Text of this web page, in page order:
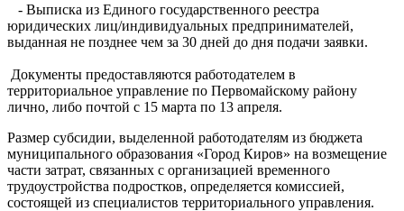
- Выписка из Единого государственного реестра
юридических лиц/индивидуальных предпринимателей,
выданная не позднее чем за 30 дней до дня подачи заявки.
Документы предоставляются работодателем в
территориальное управление по Первомайскому району
лично, либо почтой с 15 марта по 13 апреля.
Размер субсидии, выделенной работодателям из бюджета
муниципального образования «Город Киров» на возмещение
части затрат, связанных с организацией временного
трудоустройства подростков, определяется комиссией,
состоящей из специалистов территориального управления.